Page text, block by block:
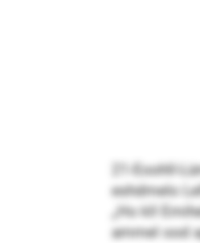
21-Eoohll-
eshdmelo
„Ho kll
ammel ood